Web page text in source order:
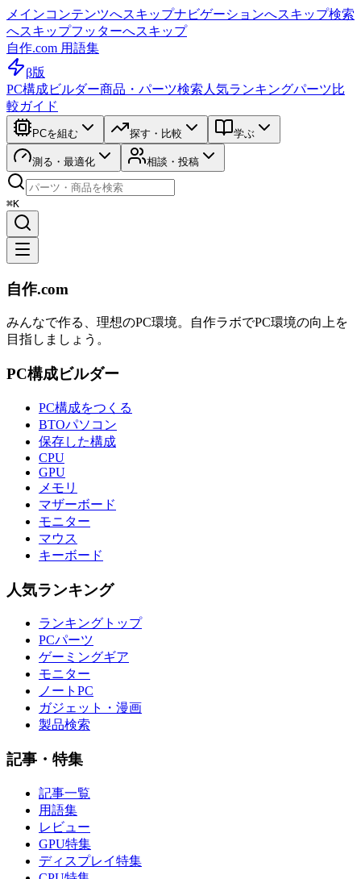
メインコンテンツへスキップナビゲーションへスキップ検索
へスキップフッターへスキップ
自作.com 用語集
β版
PC構成ビルダー商品・パーツ検索 人気ランキングパーツ比
較ガイド
PCを組む 探す・比較 学ぶ
測る・最適化 相談・投稿
⌘K
自作.com
みんなで作る、理想のPC環境。 自作ラボでPC環境の向上を
目指しましょう。
PC構成ビルダー
PC構成をつくる
BTOパソコン
保存した構成
CPU
GPU
メモリ
マザーボード
モニター
マウス
キーボード
人気ランキング
ランキングトップ
PCパーツ
ゲーミングギア
モニター
ノートPC
ガジェット・漫画
製品検索
記事・特集
記事一覧
用語集
レビュー
GPU特集
ディスプレイ特集